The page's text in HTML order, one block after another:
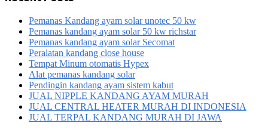
Pemanas Kandang ayam solar unotec 50 kw
Pemanas kandang ayam solar 50 kw richstar
Pemanas kandang ayam solar Secomat
Peralatan kandang close house
Tempat Minum otomatis Hypex
Alat pemanas kandang solar
Pendingin kandang ayam sistem kabut
JUAL NIPPLE KANDANG AYAM MURAH
JUAL CENTRAL HEATER MURAH DI INDONESIA
JUAL TERPAL KANDANG MURAH DI JAWA